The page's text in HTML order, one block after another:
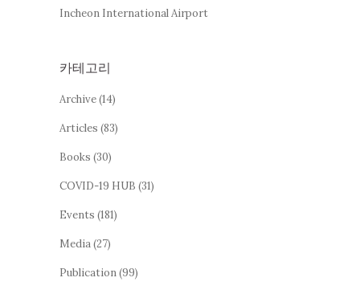
Incheon International Airport
카테고리
Archive(14)
Articles (83)
Books (30)
COVID-19 HUB (31)
Events (181)
Media(27)
Publication(99)